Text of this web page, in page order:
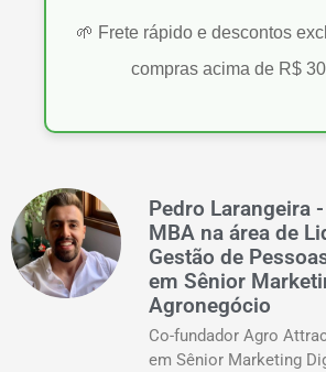
🌱 Frete rápido e descontos
compras acima de R$
Pedro Larangeira
MBA na área de
Gestão de
em Sênior
Agronegócio
Co-fundador Agro
em Sênior Marketing